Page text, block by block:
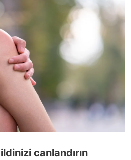
canlandırın